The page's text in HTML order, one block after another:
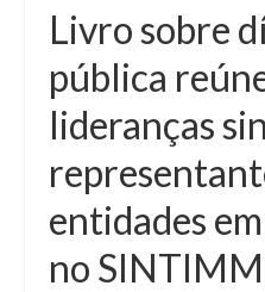
Livro sobre
pública
lideranças
entidades
no